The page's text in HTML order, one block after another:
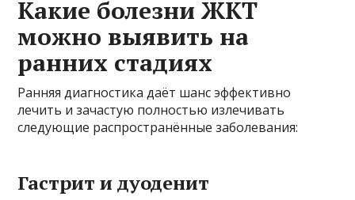
Какие болезни ЖКТ
можно выявить на
ранних стадиях
Ранняя диагностика даёт шанс эффективно
лечить и зачастую полностью излечивать
следующие распространённые заболевания:
Гастрит и дуоденит